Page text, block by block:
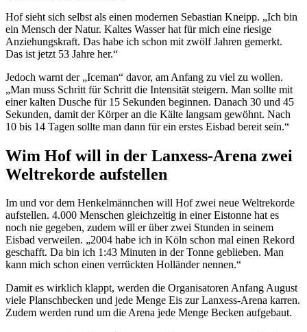
Hof sieht sich selbst als einen modernen Sebastian Kneipp. „Ich bin
ein Mensch der Natur. Kaltes Wasser hat für mich eine riesige
Anziehungskraft. Das habe ich schon mit zwölf Jahren gemerkt.
Das ist jetzt 53 Jahre her.“
Jedoch warnt der „Iceman“ davor, am Anfang zu viel zu wollen.
„Man muss Schritt für Schritt die Intensität steigern. Man sollte mit
einer kalten Dusche für 15 Sekunden beginnen. Danach 30 und 45
Sekunden, damit der Körper an die Kälte langsam gewöhnt. Nach
10 bis 14 Tagen sollte man dann für ein erstes Eisbad bereit sein.“
Wim Hof will in der Lanxess-Arena zwei
Weltrekorde aufstellen
Im und vor dem Henkelmännchen will Hof zwei neue Weltrekorde
aufstellen. 4.000 Menschen gleichzeitig in einer Eistonne hat es
noch nie gegeben, zudem will er über zwei Stunden in seinem
Eisbad verweilen. „2004 habe ich in Köln schon mal einen Rekord
geschafft. Da bin ich 1:43 Minuten in der Tonne geblieben. Man
kann mich schon einen verrückten Holländer nennen.“
Damit es wirklich klappt, werden die Organisatoren Anfang August
viele Planschbecken und jede Menge Eis zur Lanxess-Arena karren.
Zudem werden rund um die Arena jede Menge Becken aufgebaut.